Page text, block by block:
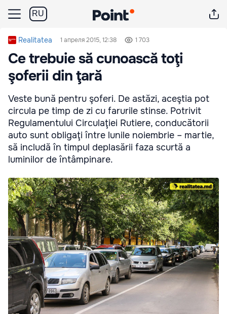
RU
Realitatea 1 апреля 2015, 12:38 1 703
Ce trebuie să cunoască toţi
şoferii din ţară
Veste bună pentru şoferi. De astăzi, aceştia pot
circula pe timp de zi cu farurile stinse. Potrivit
Regulamentului Circulaţiei Rutiere, conducătorii
auto sunt obligaţi între lunile noiembrie – martie,
să includă în timpul deplasării faza scurtă a
luminilor de întâmpinare.